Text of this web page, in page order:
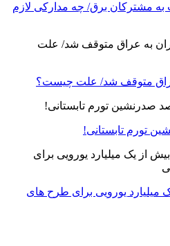
مشترکان برق/ چه مدارکی لازم
متوقف شد/ علت چیست؟
میلیارد یورویی برای طرح های